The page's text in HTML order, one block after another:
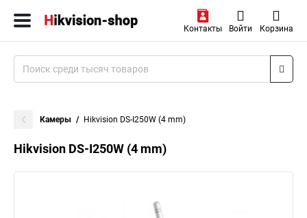
Контакты Войти Корзина
Камеры Hikvision DS-I250W (4 mm)
Hikvision DS-I250W (4 mm)